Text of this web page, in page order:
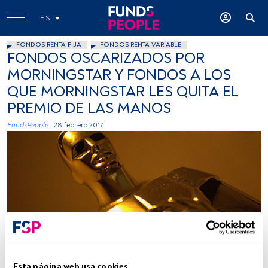
ES
FONDOS RENTA FIJA FONDOS RENTA VARIABLE
FONDOS OSCARIZADOS POR
MORNINGSTAR Y FONDOS A LOS
QUE MORNINGSTAR LES QUITA EL
PREMIO DE LAS MANOS
FundsPeople . 28 febrero 2017
Dave_B_, Flickr, Creative Commons